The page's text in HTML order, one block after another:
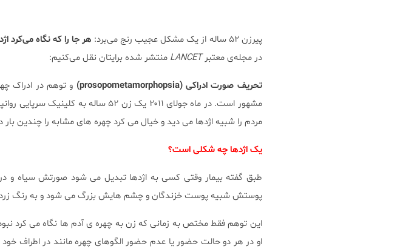
پیرزن ۵۲ ساله از یک مشکل عجیب رنج می‌برد: هر جا را که نگاه می‌کرد
در مجله‌ی معتبرLANCET منتشر شده برایتان نقل می‌کنیم:
تحریف صورت ادراکی (prosopometamorphopsia)
مشهور است. در ماه جولای ۲۰۱۱ یک زن ۵۲
مردم را شبیه اژدها می دید و خیال می کرد چهره های مشابه را چندین بار
یک اژدها چه شکلی است؟
طبق گفته بیمار وقتی کسی به اژدها تبدیل می شود صورتش سیاه و
پوستش شبیه پوست خزندگان و چشم هایش بزرگ می شود و به رنگ زرد
این توهم فقط مختص به زمانی که زن به چهره ی آدم ها نگاه می کرد
او در هر دو حالت حضور یا عدم حضور الگوهای چهره مانند در اطراف خود